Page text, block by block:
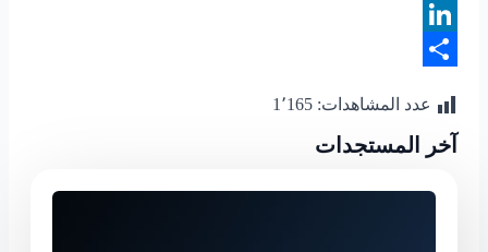
Twitter
LinkedIn
عدد المشاهدات: 1٬165
آخر المستجدات